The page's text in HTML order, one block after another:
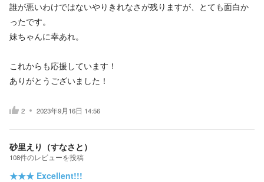
誰が悪いわけではないやりきれなさが残りますが、とても面白か
ったです。
妹ちゃんに幸あれ。
これからも応援しています！
ありがとうございました！
2 2023年9月16日 14:56
砂里えり（すなさと）
108件のレビューを投稿
★★★ Excellent!!!